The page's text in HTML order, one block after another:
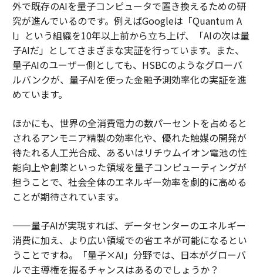
外で既存のAIを量子コンピュータで置き換えるための研
究が進んでいるのです。例えばGoogleは「Quantum A
I」という組織を10年以上前から立ち上げ、「AIの次は量
子AIだ」としてさまざまな実証を行っています。また、
量子AIのユーザー側としても、HSBCのようなグローバ
ルバンクが、量子AIを使った金融予測効率化の実証を進
めています。
ほかにも、世界の全消費電力の数パーセントを占めると
されるアンモニア精製の効率化や、優れた触媒の開発が
待たれる人工光合成、あるいはリチウムイオン電池の性
能向上や創薬といった領域を量子コンピューティングが
担うことで、社会全体のエネルギー効率を劇的に高める
ことが期待されています。
——量子AIが実現すれば、データセンターのエネルギー
消費に加え、より広い領域での省エネが可能になるとい
うことですね。「量子×AI」分野では、日本がグローバ
ルで主導権を握るチャンスはあるのでしょうか？